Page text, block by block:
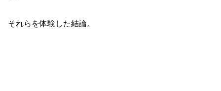
それらを体験した結論。